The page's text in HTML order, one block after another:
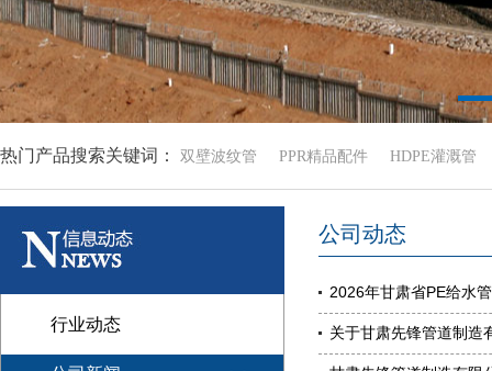
热门产品搜索关键词： 双壁波纹管 PPR精品配件 HDPE灌溉管
行业动态
公司动态
2026年甘肃省PE给水
关于甘肃先锋管道制造